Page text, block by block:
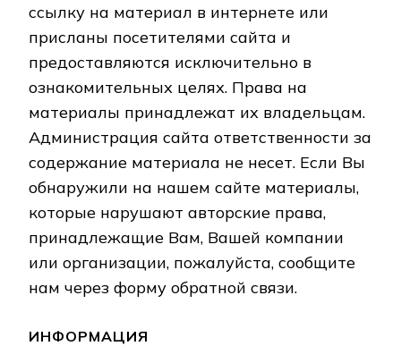
ссылку на материал в интернете или
присланы посетителями сайта и
предоставляются исключительно в
ознакомительных целях. Права на
материалы принадлежат их владельцам.
Администрация сайта ответственности за
содержание материала не несет. Если Вы
обнаружили на нашем сайте материалы,
которые нарушают авторские права,
принадлежащие Вам, Вашей компании
или организации, пожалуйста, сообщите
нам через форму обратной связи.
ИНФОРМАЦИЯ